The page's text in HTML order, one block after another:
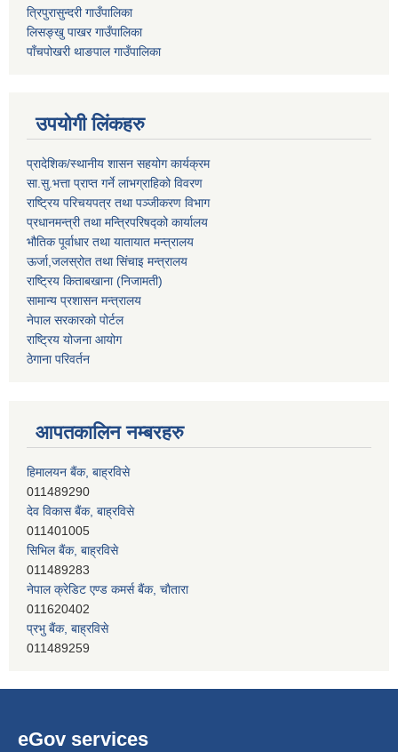
त्रिपुरासुन्दरी गाउँपालिका
लिसङ्खु पाखर गाउँपालिका
पाँचपोखरी थाङपाल गाउँपालिका
उपयोगी लिंकहरु
प्रादेशिक/स्थानीय शासन सहयोग कार्यक्रम
सा.सु.भत्ता प्राप्त गर्ने लाभग्राहिको विवरण
राष्ट्रिय परिचयपत्र तथा पञ्‍जीकरण विभाग
प्रधानमन्त्री तथा मन्त्रिपरिषद्को कार्यालय
भौतिक पूर्वाधार तथा यातायात मन्त्रालय
ऊर्जा,जलस्रोत तथा सिंचाइ मन्त्रालय
राष्ट्रिय किताबखाना (निजामती)
सामान्य प्रशासन मन्त्रालय
नेपाल सरकारको पोर्टल
राष्ट्रिय योजना आयोग
ठेगाना परिवर्तन
आपतकालिन नम्बरहरु
हिमालयन बैंक, बाह्रविसे
011489290
देव विकास बैंक, बाह्रविसे
011401005
सिभिल बैंक, बाह्रविसे
011489283
नेपाल क्रेडिट एण्ड कमर्स बैंक, चाैतारा
011620402
प्रभु बैंक, बाह्रविसे
011489259
eGov services